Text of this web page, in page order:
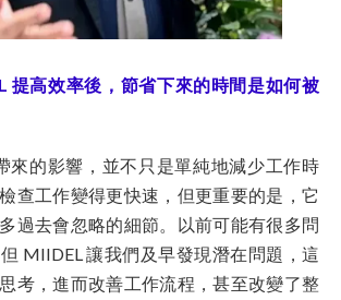
提高效率後，節省下來的時間是如何被
來的影響，並不只是單純地減少工作時
查工作變得更快速，但更重要的是，它
過去會忽略的細節。以前可能有很多問
MIIDEL 讓我們及早發現潛在問題，這
考，進而改善工作流程，甚至改變了整